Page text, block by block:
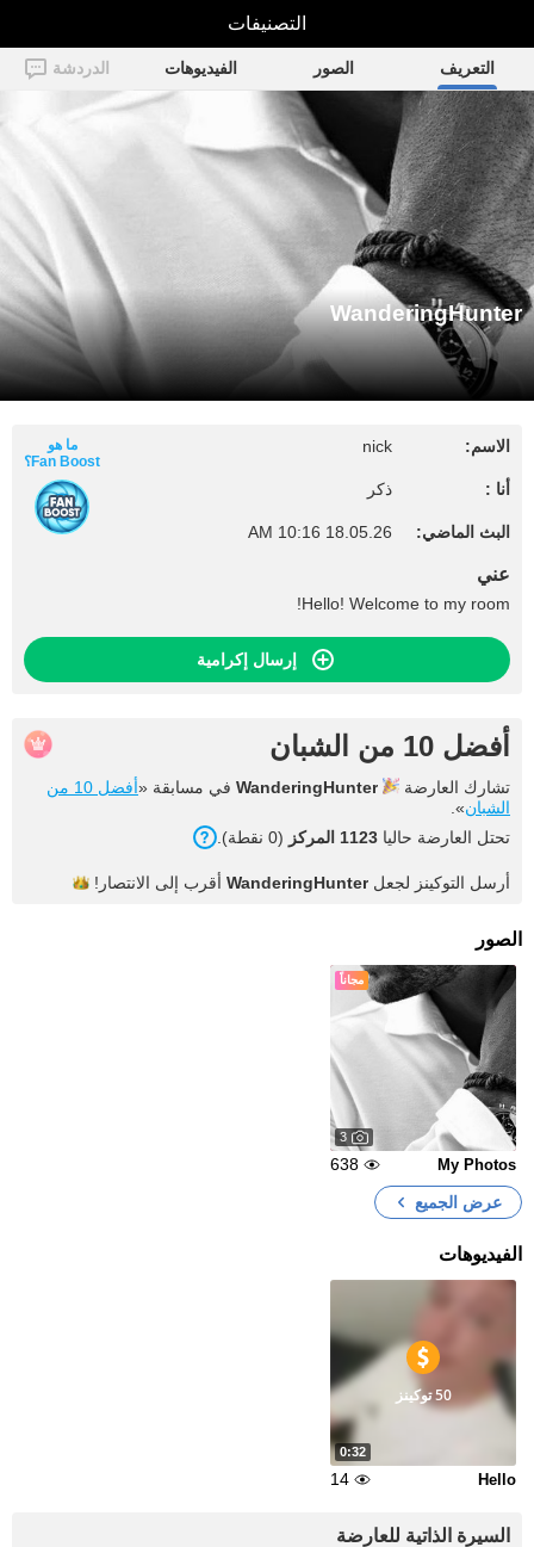
WanderingHunter
التعريف الصور الفيديوهات الدردشة
WanderingHunter
الاسم: nick
أنا : ذكر
البث الماضي: 18.05.26 10:16 AM
ما هو
Fan Boost؟
عني
Hello! Welcome to my room!
إرسال إكرامية
أفضل 10 من الشبان
تشارك العارضة WanderingHunter في مسابقة «
أفضل 10 من
الشبان».
تحتل العارضة حاليا 1123 المركز (0 نقطة).
أرسل التوكينز لجعل WanderingHunter أقرب إلى الانتصار!
الصور
مجاناً
3
My Photos
638
عرض الجميع
الفيديوهات
0:32
50 توكينز
Hello
14
السيرة الذاتية للعارضة
التصنيفات